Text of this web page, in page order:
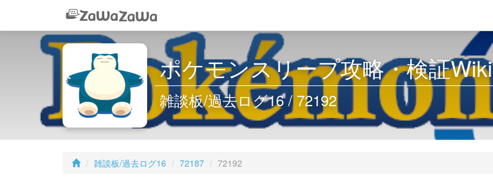
ポケモンスリープ攻略・検証Wiki
雑談板/過去ログ16 / 72192
雑談板/過去ログ16 72187 72192